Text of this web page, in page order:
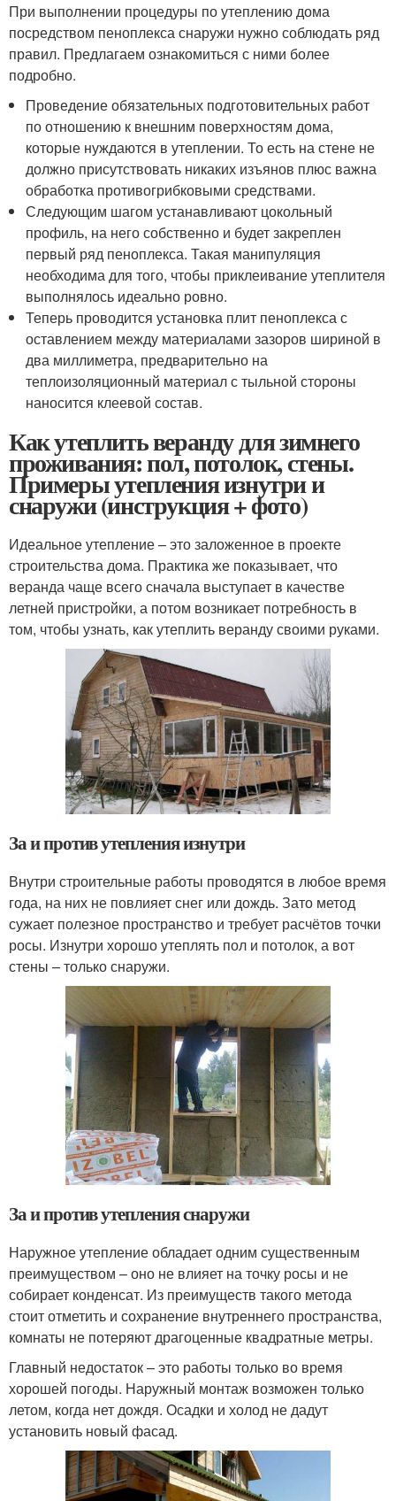
При выполнении процедуры по утеплению дома
посредством пеноплекса снаружи нужно соблюдать ряд
правил. Предлагаем ознакомиться с ними более
подробно.
Проведение обязательных подготовительных работ
по отношению к внешним поверхностям дома,
которые нуждаются в утеплении. То есть на стене не
должно присутствовать никаких изъянов плюс важна
обработка противогрибковыми средствами.
Следующим шагом устанавливают цокольный
профиль, на него собственно и будет закреплен
первый ряд пеноплекса. Такая манипуляция
необходима для того, чтобы приклеивание утеплителя
выполнялось идеально ровно.
Теперь проводится установка плит пеноплекса с
оставлением между материалами зазоров шириной в
два миллиметра, предварительно на
теплоизоляционный материал с тыльной стороны
наносится клеевой состав.
Как утеплить веранду для зимнего
проживания: пол, потолок, стены.
Примеры утепления изнутри и
снаружи (инструкция + фото)
Идеальное утепление – это заложенное в проекте
строительства дома. Практика же показывает, что
веранда чаще всего сначала выступает в качестве
летней пристройки, а потом возникает потребность в
том, чтобы узнать, как утеплить веранду своими руками.
За и против утепления изнутри
Внутри строительные работы проводятся в любое время
года, на них не повлияет снег или дождь. Зато метод
сужает полезное пространство и требует расчётов точки
росы. Изнутри хорошо утеплять пол и потолок, а вот
стены – только снаружи.
За и против утепления снаружи
Наружное утепление обладает одним существенным
преимуществом – оно не влияет на точку росы и не
собирает конденсат. Из преимуществ такого метода
стоит отметить и сохранение внутреннего пространства,
комнаты не потеряют драгоценные квадратные метры.
Главный недостаток – это работы только во время
хорошей погоды. Наружный монтаж возможен только
летом, когда нет дождя. Осадки и холод не дадут
установить новый фасад.